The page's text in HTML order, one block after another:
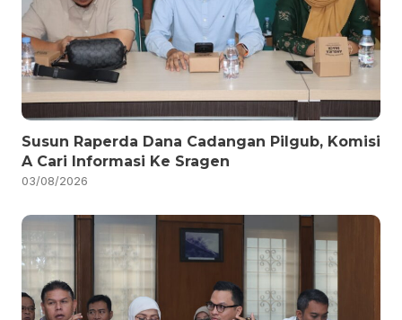
Susun Raperda Dana Cadangan Pilgub, Komisi
A Cari Informasi Ke Sragen
03/08/2026